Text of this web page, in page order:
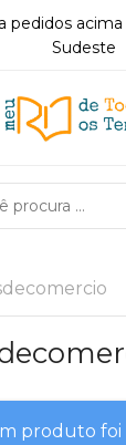
pedidos acima
Sudeste
produto foi